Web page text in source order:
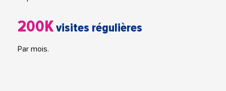
200Kvisites régulières
Par mois.